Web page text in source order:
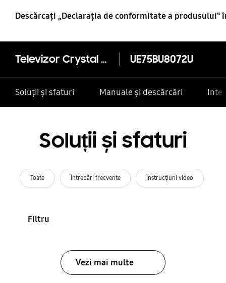
Descărcaţi „Declaraţia de conformitate a produsului‟
Televizor Crystal Ultra HD, 4K, 75BU8072, 189 cm UE75BU8072U
Soluții și sfaturi Manuale și descărcări
Soluții și sfaturi
Toate Întrebări frecvente Instrucţiuni video
Filtru
Vezi mai multe